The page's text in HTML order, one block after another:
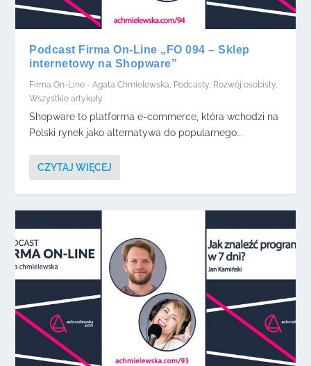
Podcast Firma On-Line „FO 094 – Sklep
internetowy na Shopware”
Firma On-Line - Agata Chmielewska, Podcasty, Rozwój osobisty,
Wszystkie artykuły
Shopware to platforma e-commerce, która wchodzi na
Polski rynek jako alternatywa do popularnego...
CZYTAJ WIĘCEJ